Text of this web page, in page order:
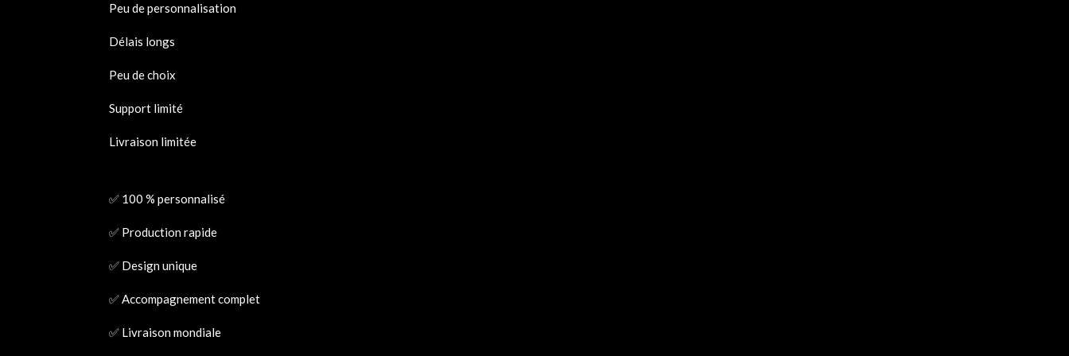
Peu de personnalisation
Délais longs
Peu de choix
Support limité
Livraison limitée
✅ 100 % personnalisé
✅ Production rapide
✅ Design unique
✅ Accompagnement complet
✅ Livraison mondiale